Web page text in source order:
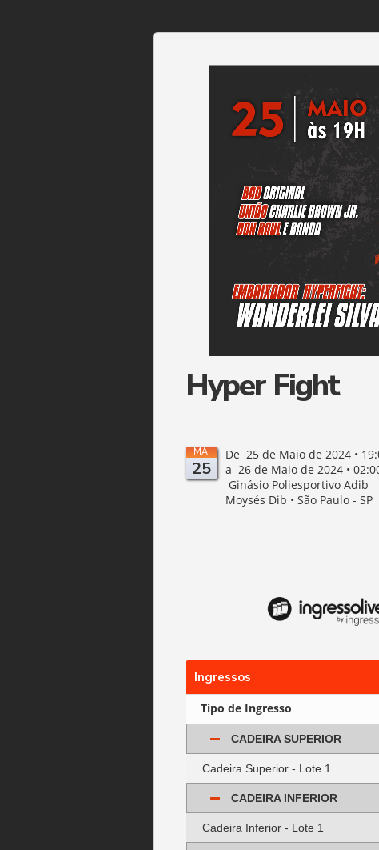
Hyper Fight
MAI
25
De 25 de Maio de 2024 •
a 26 de Maio de 2024 •
Ginásio Poliesportivo Adib
Moysés Dib • São Paulo - SP
Ingressos
Tipo de Ingresso
CADEIRA SUPERIOR
Cadeira Superior - Lote 1
CADEIRA INFERIOR
Cadeira Inferior - Lote 1